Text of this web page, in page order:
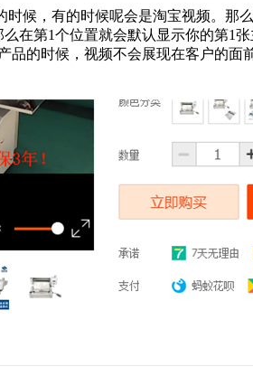
候，有的时候呢会是淘宝视频。
在第1个位置就会默认显示你的第
品的时候，视频不会展现在客户的